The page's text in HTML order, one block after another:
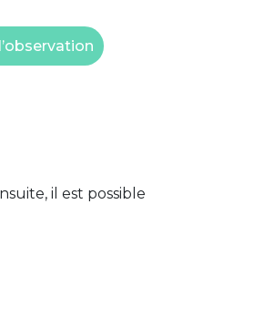
il est possible